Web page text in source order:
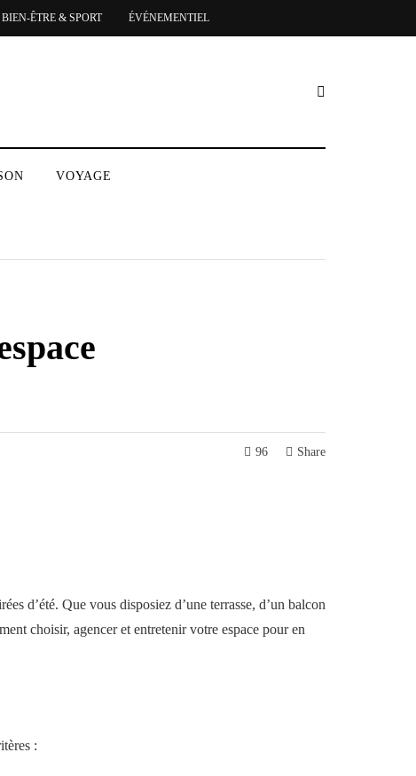
ÊTRE & SPORT ÉVÉNEMENTIEL
VOYAGE
96 Share
d’été. Que vous disposiez d’une terrasse, d’un balcon
choisir, agencer et entretenir votre espace pour en
: